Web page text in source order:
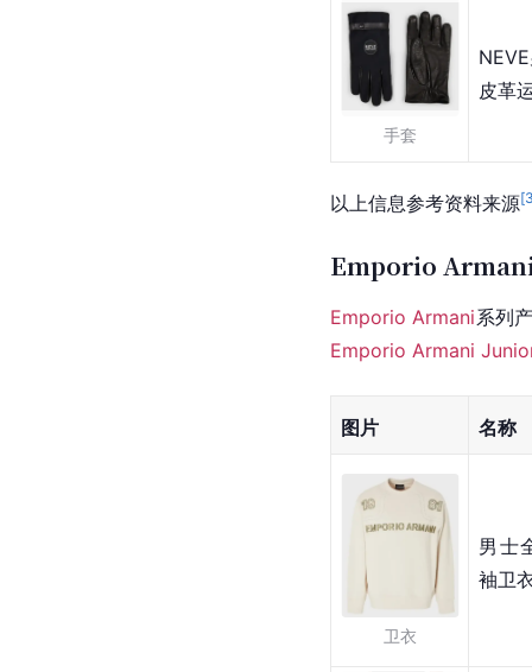
手套
皮革
以上信息参考资料来源[
Emporio
Emporio Armani系列
Emporio Armani
图片 名称
卫衣
男士
袖卫